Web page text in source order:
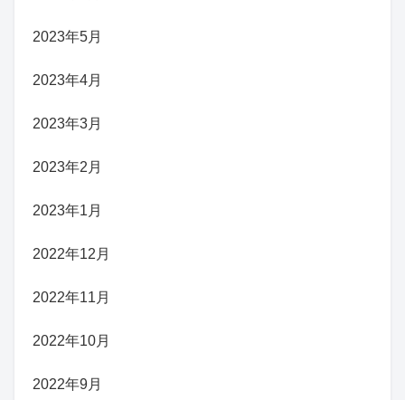
2023年5月
2023年4月
2023年3月
2023年2月
2023年1月
2022年12月
2022年11月
2022年10月
2022年9月